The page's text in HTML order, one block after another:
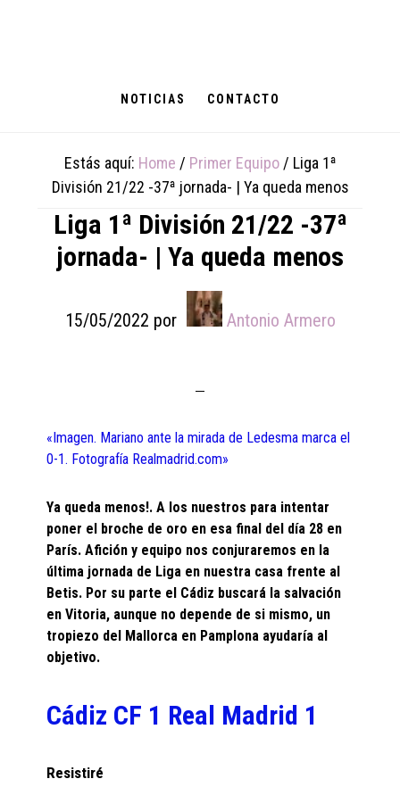
NOTICIAS CONTACTO
Estás aquí: Home / Primer Equipo / Liga 1ª
División 21/22 -37ª jornada- | Ya queda menos
Liga 1ª División 21/22 -37ª
jornada- | Ya queda menos
15/05/2022 por Antonio Armero
«Imagen. Mariano ante la mirada de Ledesma marca el
0-1. Fotografía Realmadrid.com»
Ya queda menos!. A los nuestros para intentar
poner el broche de oro en esa final del día 28 en
París. Afición y equipo nos conjuraremos en la
última jornada de Liga en nuestra casa frente al
Betis. Por su parte el Cádiz buscará la salvación
en Vitoria, aunque no depende de si mismo, un
tropiezo del Mallorca en Pamplona ayudaría al
objetivo.
Cádiz CF 1 Real Madrid 1
Resistiré